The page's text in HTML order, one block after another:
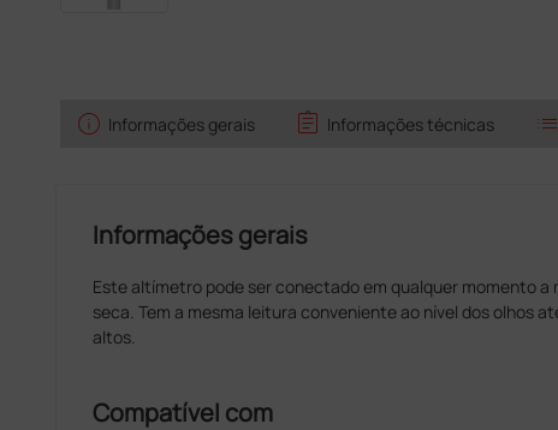
info Informações gerais assignment Informações técnicas list
Informações gerais
Este altímetro pode ser conectado em qualquer momento a
seca. Tem a mesma leitura conveniente ao nível dos olhos
altos.
Compatível com